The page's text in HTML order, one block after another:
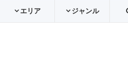
エリア ジャンル